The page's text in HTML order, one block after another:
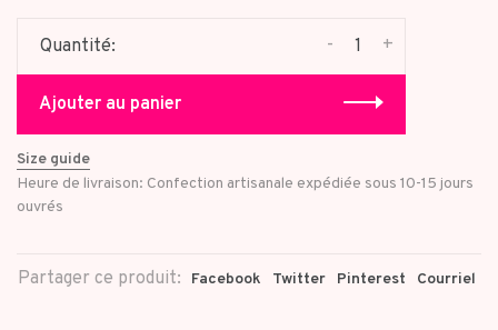
Quantité: +
-
Ajouter au panier
Size guide
Heure de livraison: Confection artisanale expédiée sous 10-15 jours
ouvrés
Partager ce produit: Facebook Twitter Pinterest Courriel